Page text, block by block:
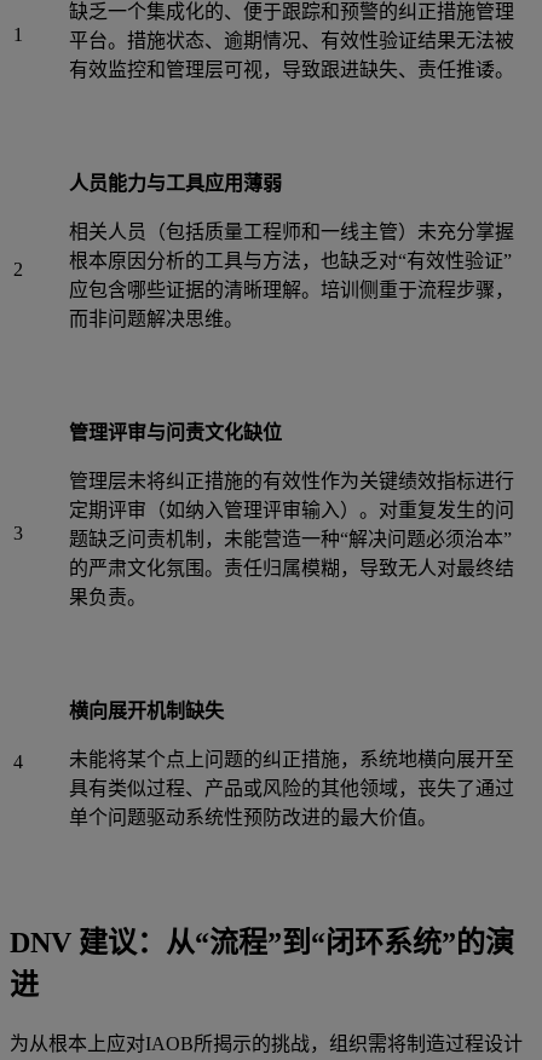
1
缺乏一个集成化的、便于跟踪和预警的纠正措施管理
平台。措施状态、逾期情况、有效性验证结果无法被
有效监控和管理层可视，导致跟进缺失、责任推诿。
2
人员能力与工具应用薄弱
相关人员（包括质量工程师和一线主管）未充分掌握
根本原因分析的工具与方法，也缺乏对“有效性验证”
应包含哪些证据的清晰理解。培训侧重于流程步骤，
而非问题解决思维。
3
管理评审与问责文化缺位
管理层未将纠正措施的有效性作为关键绩效指标进行
定期评审（如纳入管理评审输入）。对重复发生的问
题缺乏问责机制，未能营造一种“解决问题必须治本”
的严肃文化氛围。责任归属模糊，导致无人对最终结
果负责。
4
横向展开机制缺失
未能将某个点上问题的纠正措施，系统地横向展开至
具有类似过程、产品或风险的其他领域，丧失了通过
单个问题驱动系统性预防改进的最大价值。
DNV 建议：从“流程”到“闭环系统”的演
进
为从根本上应对IAOB所揭示的挑战，组织需将制造过程设计